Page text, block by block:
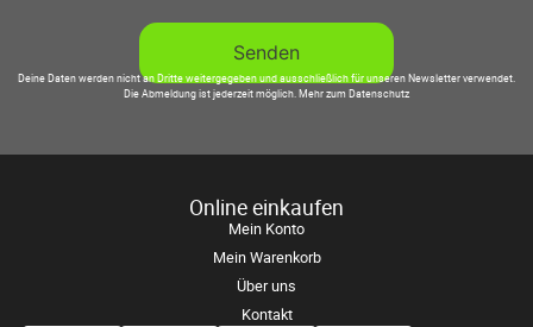
Deine Daten werden nicht an Dritte weitergegeben und ausschließlich für unseren Newsletter verwendet.
Die Abmeldung ist jederzeit möglich.Mehr zum Datenschutz
Online einkaufen
Mein Konto
Mein Warenkorb
Über uns
Kontakt